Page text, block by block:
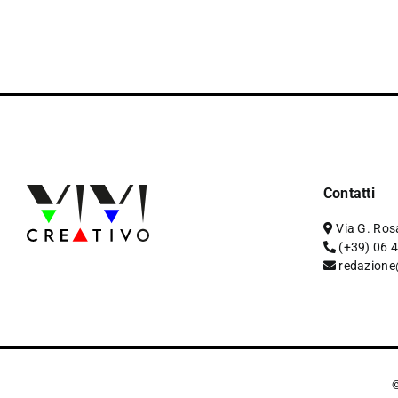
Contatti
Via G.
(+39) 06